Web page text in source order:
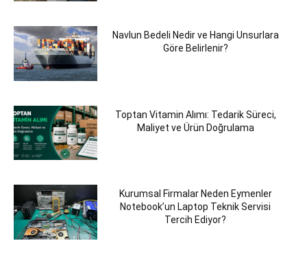
Navlun Bedeli Nedir ve Hangi Unsurlara
Göre Belirlenir?
Toptan Vitamin Alımı: Tedarik Süreci,
Maliyet ve Ürün Doğrulama
Kurumsal Firmalar Neden Eymenler
Notebook’un Laptop Teknik Servisi
Tercih Ediyor?